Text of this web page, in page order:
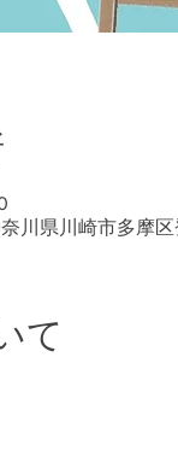
川県川崎市多摩
て